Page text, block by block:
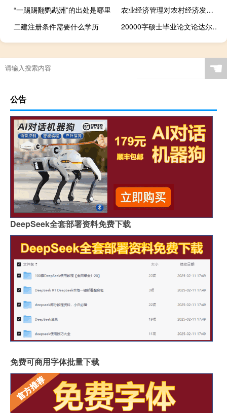
“一踢踢翻鹦鹉洲”的出处是哪里
农业经济管理对农村经济发展的作用分析,农村经济管理中的村干部与农业经济中的农村社会发展...
二建注册条件需要什么学历
20000字硕士毕业论文论达尔豪斯“系统即历史”的音乐美学思想
☚
公告
DeepSeek全套部署资料免费下载
免费可商用字体批量下载